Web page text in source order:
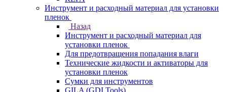
Инструмент и расходный материал для установки
пленок
Назад
Инструмент и расходный материал для
установки пленок
Для предотвращения попадания влаги
Технические жидкости и активаторы для
установки пленок
Сумки для инструментов
GILA (GDI Tools)